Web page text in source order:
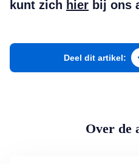
kunt zich hier bij ons
Deel dit artikel:
Over de